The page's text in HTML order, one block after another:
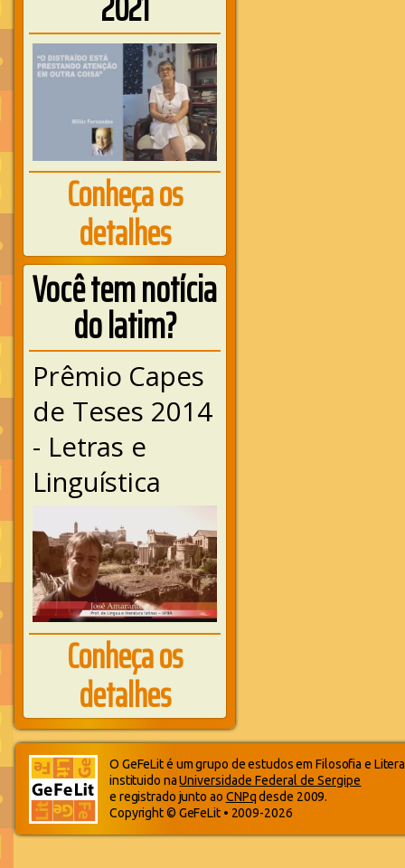
Conheça os
detalhes
Você tem notícia
do latim?
Prêmio Capes
de Teses 2014
- Letras e
Linguística
Conheça os
detalhes
O GeFeLit é um grupo de estudos em Filosofia e
instituido naUniversidade Federal de Sergipe
e registrado junto ao CNPqdesde 2009.
Copyright © GeFeLit • 2009-2026